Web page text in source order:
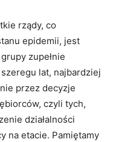
rządy, co
epidemii, jest
zupełnie
lat, najbardziej
przez decyzje
czyli tych,
działalności
na etacie. Pamiętamy